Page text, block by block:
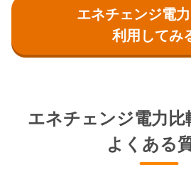
エネチェンジ電
利用してみ
エネチェンジ電力
よくある